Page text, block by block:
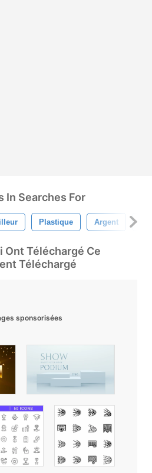
In Searches For
Plastique Argent
Ont Téléchargé Ce
Téléchargé
sponsorisées